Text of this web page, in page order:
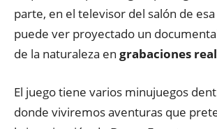
parte, en el televisor del salón de
puede ver proyectado un
de la naturaleza en grabaciones
El juego tiene varios minujuegos
donde viviremos aventuras que